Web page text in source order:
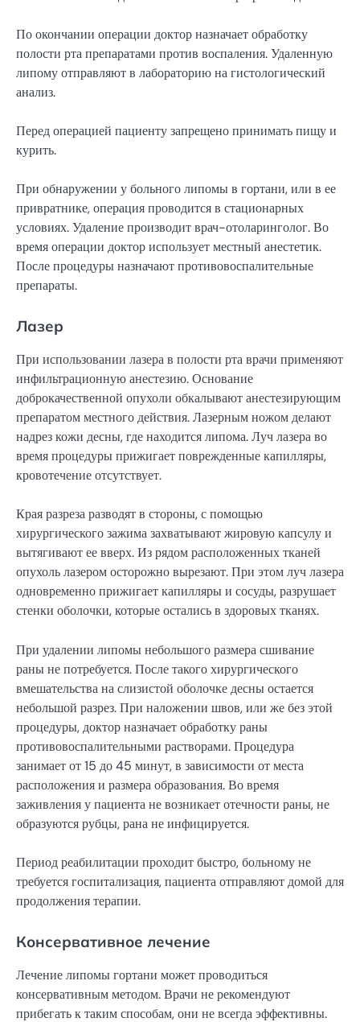
По окончании операции доктор назначает обработку
полости рта препаратами против воспаления. Удаленную
липому отправляют в лабораторию на гистологический
анализ.
Перед операцией пациенту запрещено принимать пищу и
курить.
При обнаружении у больного липомы в гортани, или в ее
привратнике, операция проводится в стационарных
условиях. Удаление производит врач-отоларинголог. Во
время операции доктор использует местный анестетик.
После процедуры назначают противовоспалительные
препараты.
Лазер
При использовании лазера в полости рта врачи применяют
инфильтрационную анестезию. Основание
доброкачественной опухоли обкалывают анестезирующим
препаратом местного действия. Лазерным ножом делают
надрез кожи десны, где находится липома. Луч лазера во
время процедуры прижигает поврежденные капилляры,
кровотечение отсутствует.
Края разреза разводят в стороны, с помощью
хирургического зажима захватывают жировую капсулу и
вытягивают ее вверх. Из рядом расположенных тканей
опухоль лазером осторожно вырезают. При этом луч лазера
одновременно прижигает капилляры и сосуды, разрушает
стенки оболочки, которые остались в здоровых тканях.
При удалении липомы небольшого размера сшивание
раны не потребуется. После такого хирургического
вмешательства на слизистой оболочке десны остается
небольшой разрез. При наложении швов, или же без этой
процедуры, доктор назначает обработку раны
противовоспалительными растворами. Процедура
занимает от 15 до 45 минут, в зависимости от места
расположения и размера образования. Во время
заживления у пациента не возникает отечности раны, не
образуются рубцы, рана не инфицируется.
Период реабилитации проходит быстро, больному не
требуется госпитализация, пациента отправляют домой для
продолжения терапии.
Консервативное лечение
Лечение липомы гортани может проводиться
консервативным методом. Врачи не рекомендуют
прибегать к таким способам, они не всегда эффективны.